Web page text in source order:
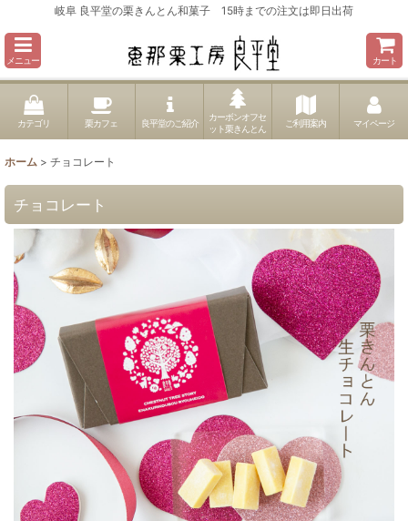
岐阜 良平堂の栗きんとん和菓子 15時までの注文は即日出荷
メニュー カート
カテゴリ 栗カフェ 良平堂のご紹介
カーボンオフセ
ット栗きんとん
ご利用案内 マイページ
ホーム > チョコレート
チョコレート